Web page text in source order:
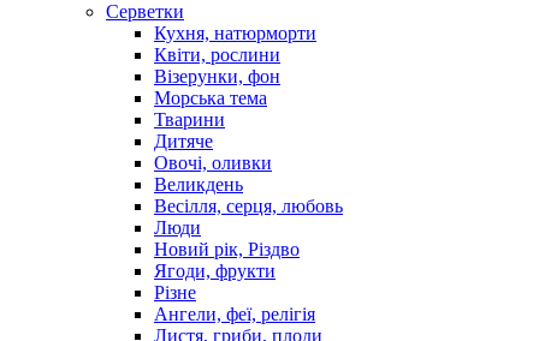
Серветки
Кухня, натюрморти
Квіти, рослини
Візерунки, фон
Морська тема
Тварини
Дитяче
Овочі, оливки
Великдень
Весілля, серця, любовь
Люди
Новий рік, Різдво
Ягоди, фрукти
Різне
Ангели, феї, релігія
Листя, гриби, плоди